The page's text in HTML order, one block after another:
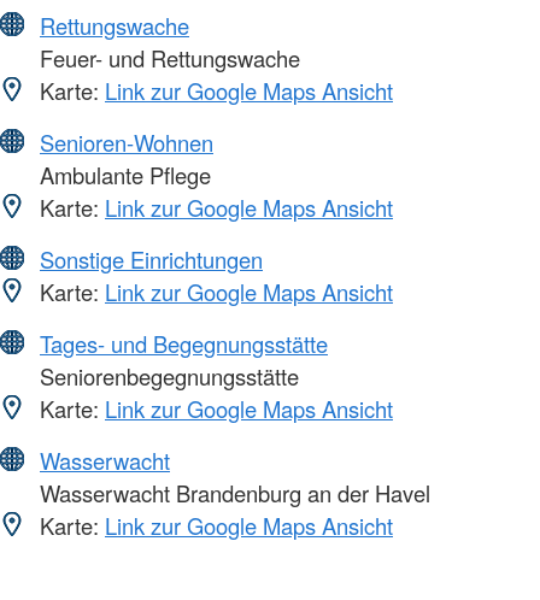
Rettungswache
Feuer- und Rettungswache
Karte: Link zur Google Maps Ansicht
Senioren-Wohnen
Ambulante Pflege
Karte: Link zur Google Maps Ansicht
Sonstige Einrichtungen
Karte: Link zur Google Maps Ansicht
Tages- und Begegnungsstätte
Seniorenbegegnungsstätte
Karte: Link zur Google Maps Ansicht
Wasserwacht
Wasserwacht Brandenburg an der Havel
Karte: Link zur Google Maps Ansicht